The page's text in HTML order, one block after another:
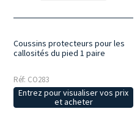
Coussins protecteurs pour les
callosités du pied 1 paire
Réf: CO283
Entrez pour visualiser vos prix
et acheter